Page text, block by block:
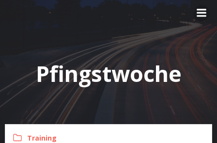
Zum
Inhalt
Pfingstwoche
Training